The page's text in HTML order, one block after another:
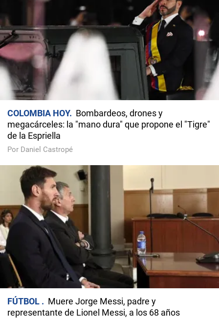
COLOMBIA HOY
Bombardeos, drones y
megacárceles: la "mano dura" que propone el "Tigre"
de la Espriella
Por Daniel Castropé
FÚTBOL
Muere Jorge Messi, padre y
representante de Lionel Messi, a los 68 años